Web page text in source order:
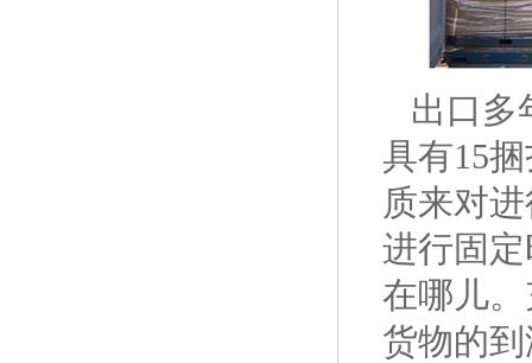
出口多
具有15
质来对
进行固
在哪儿
货物的